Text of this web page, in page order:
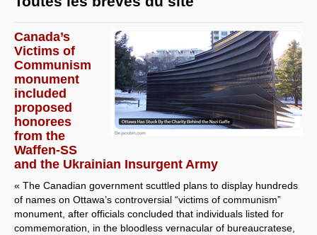
Canada’s
Victims of
Communism
monument
included
proposed
honorees
from the
Waffen-SS
and the Ukrainian Insurgent Army
« The Canadian government scuttled plans to display hundreds
of names on Ottawa’s controversial “victims of communism”
monument, after officials concluded that individuals listed for
commemoration, in the bloodless vernacular of bureaucratese,